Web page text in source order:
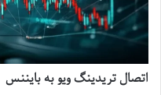
اتصال تریدینگ ویو به بایننس